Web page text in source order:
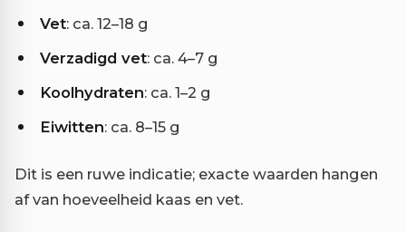
Vet: ca. 12–18 g
Verzadigd vet: ca. 4–7 g
Koolhydraten: ca. 1–2 g
Eiwitten: ca. 8–15 g
Dit is een ruwe indicatie; exacte waarden hangen
af van hoeveelheid kaas en vet.